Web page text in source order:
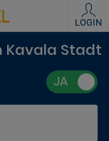
LOGIN
Kavala Stadt